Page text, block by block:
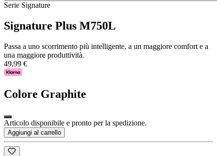
Serie Signature
Signature Plus M750L
Passa a uno scorrimento più intelligente, a un maggiore comfort e a
una maggiore produttività.
49,99 €
Colore Graphite
Articolo disponibile e pronto per la spedizione.
Aggiungi al carrello